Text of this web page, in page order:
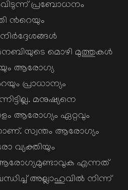
പ്രബോധനം
ന്‍റെയും
മൊഴി മുത്തുകള്‍
ആരോഗ്യ
പ്രാധാന്യം
മനുഷ്യനെ
ആരോഗ്യം ഏറ്റവും
സ്വന്തം ആരോഗ്യം
വ്യക്തിയും
എന്നത്
അല്ലാഹുവില്‍ നിന്ന്